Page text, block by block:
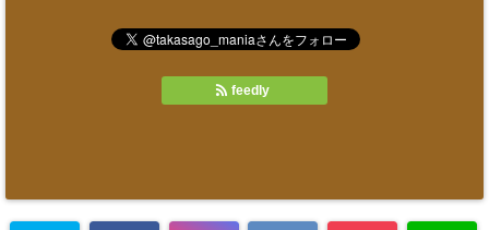
feedly